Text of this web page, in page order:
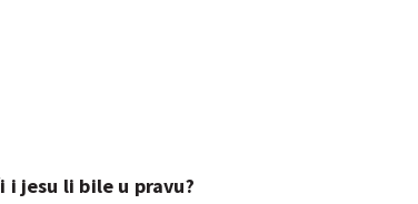
i jesu li bile u pravu?